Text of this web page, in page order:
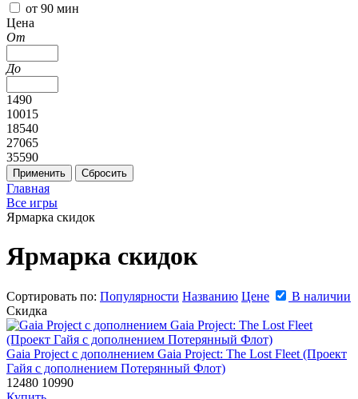
от 90 мин
Цена
От
До
1490
10015
18540
27065
35590
Главная
Все игры
Ярмарка скидок
Ярмарка скидок
Сортировать по: Популярности Названию Цене
В наличии
Скидка
Gaia Project с дополнением Gaia Project: The Lost Fleet (Проект
Гайя с дополнением Потерянный Флот)
12480 10990